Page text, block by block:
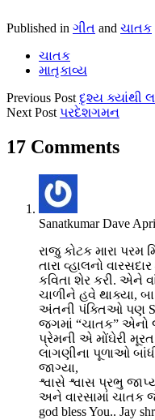
Published in ગીત and ચાતક
ચાતક
માતૃકાવ્ય
Previous Post દૃશ્ય ક્યાંથી
Next Post પરદેશગમન
17 Comments
Sanatkumar Dave
રાજુ કોટક મારા
તારા વ્હાલનો
કવિતા શેર કરી.
ચાળીને હવે થાક્યા,
અંતની પંક્તિઓ પણ
જગમાં “ચાતક” એનો
પ્રેમની એ મોંઘેરી
લાગણીના પૂળાઓ
જાગ્યા,
શ્વાસે શ્વાસ પ્રભુ
અને વારસામાં ચાતક
god bless You.. Jay